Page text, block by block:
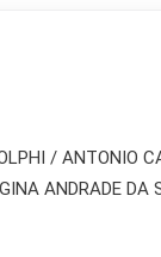
/ ANTONIO
ANDRADE DA